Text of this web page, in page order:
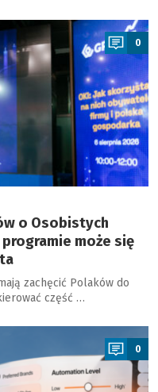
0
o Osobistych
może się
zachęcić Polaków do
część …
0